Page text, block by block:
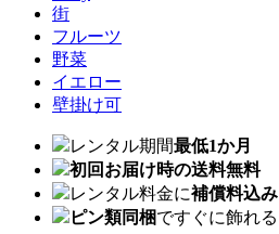
街
フルーツ
野菜
イエロー
壁掛け可
レンタル期間最低1か月
初回お届け時の送料無料
レンタル料金に補償料込み
ピン類同梱ですぐに飾れる